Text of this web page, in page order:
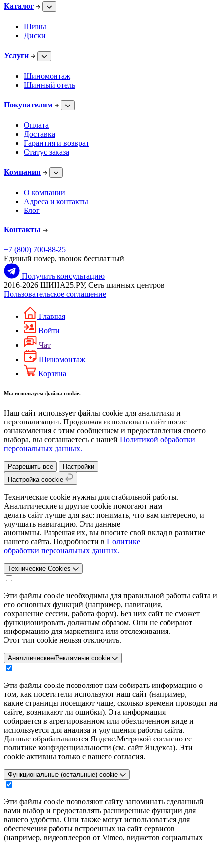
Каталог
Шины
Диски
Услуги
Шиномонтаж
Шинный отель
Покупателям
Оплата
Доставка
Гарантия и возврат
Статус заказа
Компания
О компании
Адреса и контакты
Блог
Контакты
+7 (800) 700-88-25
Единый номер, звонок бесплатный
Получить консультацию
2016-2026 ШИНА25.РУ, Сеть шинных центров
Пользовательское соглашение
Главная
Войти
Чат
Шиномонтаж
Корзина
Мы используем файлы cookie.
Наш сайт использует файлы cookie для аналитики и
персонализации. Продолжая использовать сайт после
ознакомления с этим сообщением и предоставления своего
выбора, вы соглашаетесь с нашей Политикой обработки
персональных данных.
Разрешить все
Настройки
Настройка coockie
Технические cookie нужны для стабильной работы.
Аналитические и другие cookie помогают нам
делать сайт лучше для вас: понимать, что вам интересно, и
улучшать навигацию. Эти данные
анонимны. Разрешая их, вы вносите свой вклад в развитие
нашего сайта. Подробности в Политике
обработки персональных данных.
Технические Cookies
Эти файлы cookie необходимы для правильной работы сайта и
его основных функций (например, навигация,
сохранение сессии, работа форм). Без них сайт не сможет
функционировать должным образом. Они не собирают
информацию для маркетинга или отслеживания.
Этот тип cookie нельзя отключить.
Аналитические/Рекламные cookie
Эти файлы cookie позволяют нам собирать информацию о
том, как посетители используют наш сайт (например,
какие страницы посещают чаще, сколько времени проводят на
сайте, возникают ли ошибки). Эта информация
собирается в агрегированном или обезличенном виде и
используется для анализа и улучшения работы сайта.
Данные обрабатываются Яндекс.Метрикой согласно ее
политике конфиденциальности (см. сайт Яндекса). Эти
cookie активны только с вашего согласия.
Функциональные (остальные) cookie
Эти файлы cookie позволяют сайту запоминать сделанный
вами выбор и предоставлять расширенные функции для
вашего удобства. Они также могут использоваться для
обеспечения работы встроенных на сайт сервисов
(например, видеоплееров от Vimeo, виджетов социальных